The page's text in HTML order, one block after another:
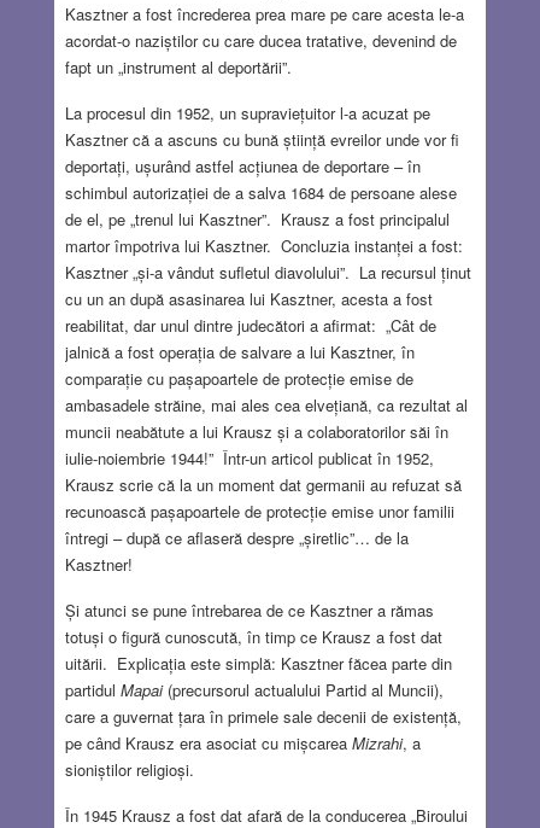
Kasztner a fost încrederea prea mare pe care acesta le-a
acordat-o naziștilor cu care ducea tratative, devenind de
fapt un „instrument al deportării”.
La procesul din 1952, un supraviețuitor l-a acuzat pe
Kasztner că a ascuns cu bună știință evreilor unde vor fi
deportați, ușurând astfel acțiunea de deportare – în
schimbul autorizației de a salva 1684 de persoane alese
de el, pe „trenul lui Kasztner”. Krausz a fost principalul
martor împotriva lui Kasztner. Concluzia instanței a fost:
Kasztner „și-a vândut sufletul diavolului”. La recursul ținut
cu un an după asasinarea lui Kasztner, acesta a fost
reabilitat, dar unul dintre judecători a afirmat: „Cât de
jalnică a fost operația de salvare a lui Kasztner, în
comparație cu pașapoartele de protecție emise de
ambasadele străine, mai ales cea elvețiană, ca rezultat al
muncii neabătute a lui Krausz și a colaboratorilor săi în
iulie-noiembrie 1944!” Într-un articol publicat în 1952,
Krausz scrie că la un moment dat germanii au refuzat să
recunoască pașapoartele de protecție emise unor familii
întregi – după ce aflaseră despre „șiretlic”… de la
Kasztner!
Și atunci se pune întrebarea de ce Kasztner a rămas
totuși o figură cunoscută, în timp ce Krausz a fost dat
uitării. Explicația este simplă: Kasztner făcea parte din
partidul Mapai(precursorul actualului Partid al Muncii),
care a guvernat țara în primele sale decenii de existență,
pe când Krausz era asociat cu mișcarea Mizrahi, a
sioniștilor religioși.
În 1945 Krausz a fost dat afară de la conducerea „Biroului